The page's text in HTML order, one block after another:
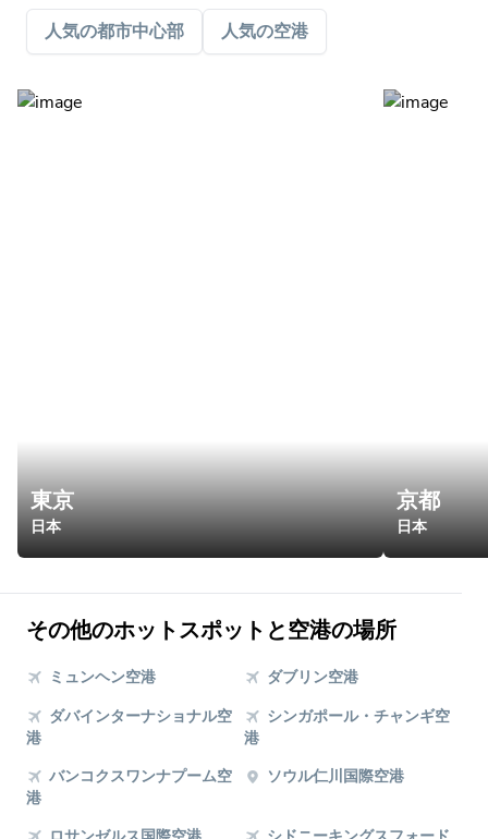
人気の都市中心部 人気の空港
東京
日本
京都
日本
その他のホットスポットと空港の場所
ミュンヘン空港
ダブリン空港
ダバインターナショナル空
港
シンガポール・チャンギ空
港
バンコクスワンナプーム空
港
ソウル仁川国際空港